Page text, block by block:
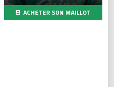
ACHETER SON MAILLOT